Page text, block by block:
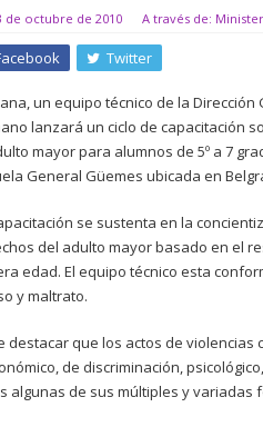
de octubre de 2010 A través de:
Twitter
un equipo técnico de la
lanzará un ciclo de capacitación
mayor para alumnos de 5º a 7
General Güemes ubicada en
se sustenta en la
del adulto mayor basado en el
edad. El equipo técnico esta
y maltrato.
destacar que los actos de
de discriminación,
algunas de sus múltiples y variadas